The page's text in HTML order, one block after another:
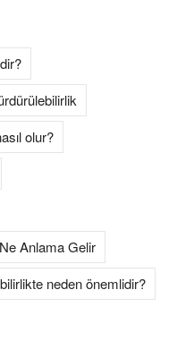
olur?
Anlama Gelir
neden önemlidir?